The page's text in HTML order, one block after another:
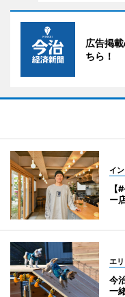
広告掲
ちら！
イ
ー
エ
今
一